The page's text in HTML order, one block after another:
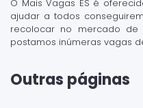
O Mais Vagas ES é
ajudar a todos
recolocar no mercado de
postamos inúmeras vagas
Outras páginas